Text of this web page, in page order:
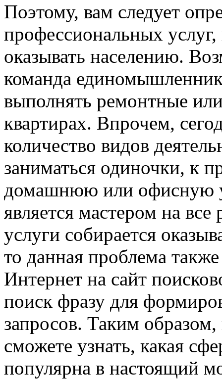
Поэтому, вам следует
профессиональных
оказывать населению.
команда
выполнять ремонтные
квартирах. Впрочем,
количество видов
заниматься одиночки, к
домашнюю или офисную
является мастером на
услуги собирается
то данная проблема
Интернет на сайт
поиск фразу для
запросов. Таким
сможете узнать, какая
популярна в настоящий